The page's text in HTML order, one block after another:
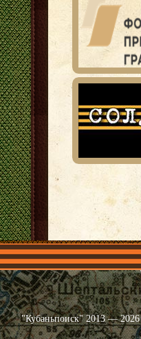
Главная Имена
"Кубаньпоиск" 2013 — 2026